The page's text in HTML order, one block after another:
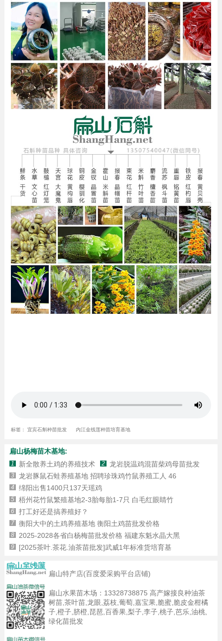
标签： 宜宾石斛种苗批发 内江金线莲种苗培育基地
扁山杨梅苗木基地:
1 新全散养土鸡的养殖技术 2 龙岩脱温鸡混苗柴鸡母苗批发
3 龙岩豚鼠石蛙养殖基地 招聘珍珠鸡竹鼠养殖工人 46
4 绵阳出售1400只137天瑶鸡
5 梧州花竹鼠繁殖基地2-3胎每胎1-7只 白毛红眼睛竹
6 打工好还是搞养殖好？
7 衡阳大中的土鸡养殖基地 衡阳土鸡苗批发价格
8 2025-2028各省白杨梅苗批发价格 福建东魁水晶大黑
9 [2025茶叶.茶花.油茶苗批发]武威1年标准货培育基
扁山特产店(百度爱采购平台店铺)
扁山水果苗木场： 13328738875 高产嫁接良种油茶
树苗,茶叶苗,龙眼,荔枝,葡萄,嘉宝果,脆蜜,脆皮金柑橘
子,橙子,脐橙,琵琶,百香果,梨子,李子,桃子,芭乐,油桃,
绿化苗批发